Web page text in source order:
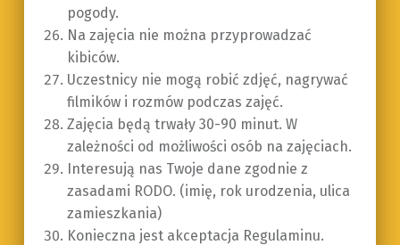
pogody.
Na zajęcia nie można przyprowadzać
kibiców.
Uczestnicy nie mogą robić zdjęć, nagrywać
filmików i rozmów podczas zajęć.
Zajęcia będą trwały 30-90 minut. W
zależności od możliwości osób na zajęciach.
Interesują nas Twoje dane zgodnie z
zasadami RODO. (imię, rok urodzenia, ulica
zamieszkania)
Konieczna jest akceptacja Regulaminu.